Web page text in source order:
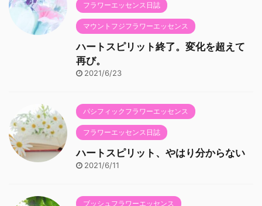
フラワーエッセンス日誌
マウントフジフラワーエッセンス
ハートスピリット終了。変化を超えて
再び。
2021/6/23
パシフィックフラワーエッセンス
フラワーエッセンス日誌
ハートスピリット、やはり分からない
2021/6/11
ブッシュフラワーエッセンス